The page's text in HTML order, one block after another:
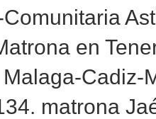
en
Cadiz-
matrona